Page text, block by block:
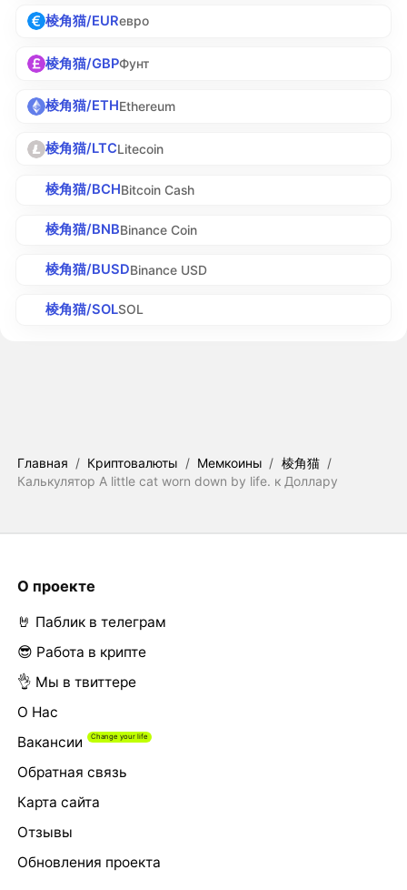
棱角猫/EURевро
棱角猫/GBPФунт
棱角猫/ETHEthereum
棱角猫/LTCLitecoin
棱角猫/BCHBitcoin Cash
棱角猫/BNBBinance Coin
棱角猫/BUSDBinance USD
棱角猫/SOLSOL
Главная / Криптовалюты / Мемкоины / 棱角猫 /
Калькулятор A little cat worn down by life. к Доллару
О проекте
🤘 Паблик в телеграм
😎 Работа в крипте
👌 Мы в твиттере
О Нас
Вакансии
Обратная связь
Карта сайта
Отзывы
Обновления проекта